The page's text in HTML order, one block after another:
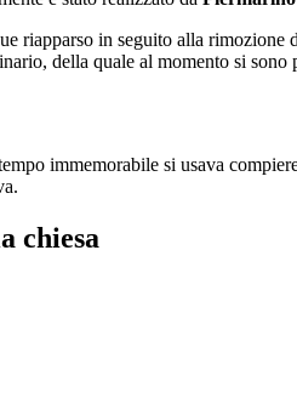
riapparso in seguito alla rimozione
della quale al momento si sono
immemorabile si usava
chiesa